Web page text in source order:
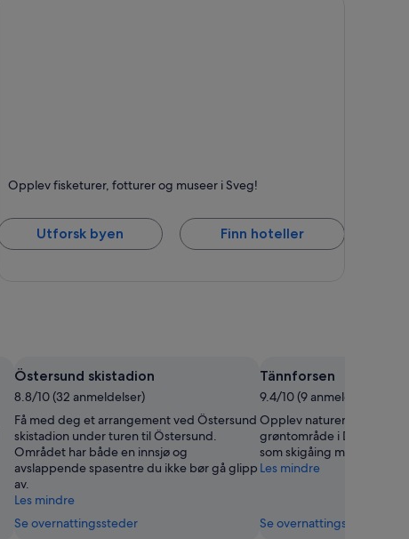
Kjent for Fiske, Fotturer og Båtturer
Opplev fisketurer, fotturer og museer i Sveg!
Utforsk byen Finn hoteller
Östersund skistadion
8.8/10 (32 anmeldelser)
Få med deg et arrangement ved Östersund
skistadion under turen til Östersund.
Området har både en innsjø og
avslappende spasentre du ikke bør gå glipp
av.
Les mindre
Se overnattingssteder
Tännforsen
9.4/10 (9 anmeldelser)
Opplev naturen ved
grøntområde i Duved. Bli
som skigåing mens du er i
Les mindre
Se overnattingssteder